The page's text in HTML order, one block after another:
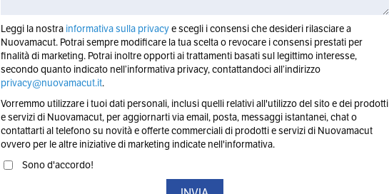
Leggi la nostra informativa sulla privacye scegli i consensi che desideri rilasciare a
Nuovamacut. Potrai sempre modificare la tua scelta o revocare i consensi prestati per
finalità di marketing. Potrai inoltre opporti ai trattamenti basati sul legittimo interesse,
secondo quanto indicato nell’informativa privacy, contattandoci all’indirizzo
privacy@nuovamacut.it.
Vorremmo utilizzare i tuoi dati personali, inclusi quelli relativi all'utilizzo del sito e dei prodotti
e servizi di Nuovamacut, per aggiornarti via email, posta, messaggi istantanei, chat o
contattarti al telefono su novità e offerte commerciali di prodotti e servizi di Nuovamacut
ovvero per le altre iniziative di marketing indicate nell'informativa.
Sono d'accordo!